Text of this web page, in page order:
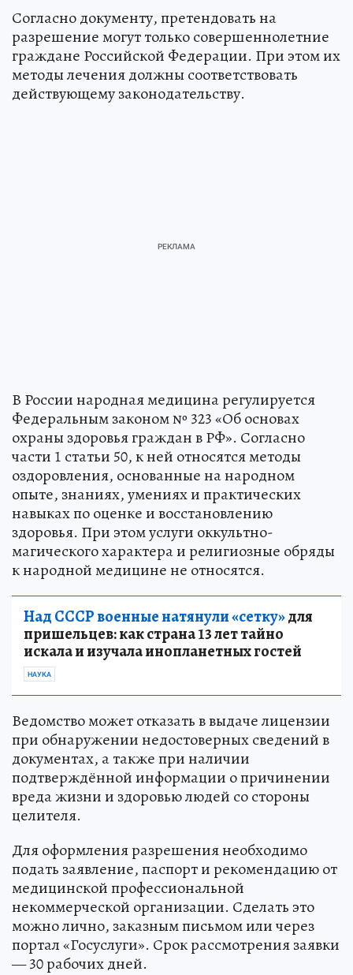
Согласно документу, претендовать на
разрешение могут только совершеннолетние
граждане Российской Федерации. При этом их
методы лечения должны соответствовать
действующему законодательству.
В России народная медицина регулируется
Федеральным законом № 323 «Об основах
охраны здоровья граждан в РФ». Согласно
части 1 статьи 50, к ней относятся методы
оздоровления, основанные на народном
опыте, знаниях, умениях и практических
навыках по оценке и восстановлению
здоровья. При этом услуги оккультно-
магического характера и религиозные обряды
к народной медицине не относятся.
Над СССР военные натянули «сетку»для
пришельцев: как страна 13 лет тайно
искала и изучала инопланетных гостей
НАУКА
Ведомство может отказать в выдаче лицензии
при обнаружении недостоверных сведений в
документах, а также при наличии
подтверждённой информации о причинении
вреда жизни и здоровью людей со стороны
целителя.
Для оформления разрешения необходимо
подать заявление, паспорт и рекомендацию от
медицинской профессиональной
некоммерческой организации. Сделать это
можно лично, заказным письмом или через
портал «Госуслуги». Срок рассмотрения заявки
— 30 рабочих дней.